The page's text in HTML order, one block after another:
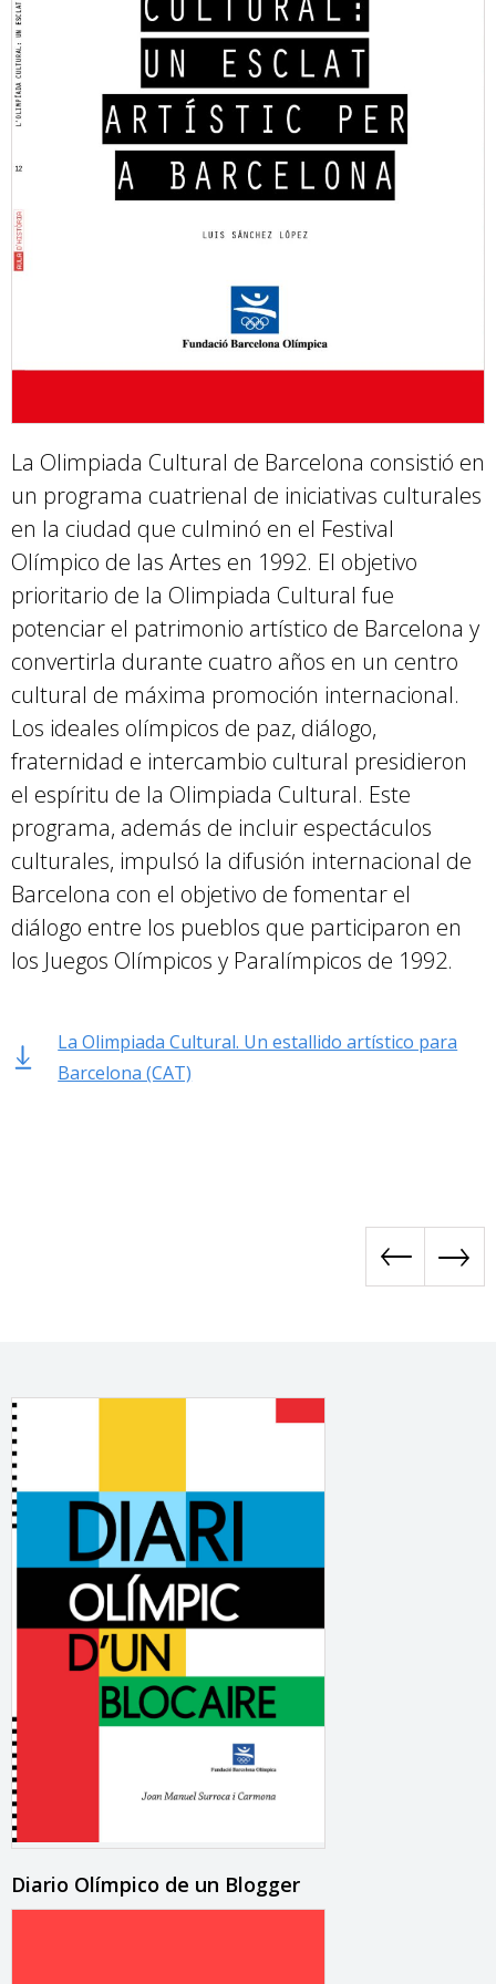
La Olimpiada Cultural de Barcelona consistió en
un programa cuatrienal de iniciativas culturales
en la ciudad que culminó en el Festival
Olímpico de las Artes en 1992. El objetivo
prioritario de la Olimpiada Cultural fue
potenciar el patrimonio artístico de Barcelona y
convertirla durante cuatro años en un centro
cultural de máxima promoción internacional.
Los ideales olímpicos de paz, diálogo,
fraternidad e intercambio cultural presidieron
el espíritu de la Olimpiada Cultural. Este
programa, además de incluir espectáculos
culturales, impulsó la difusión internacional de
Barcelona con el objetivo de fomentar el
diálogo entre los pueblos que participaron en
los Juegos Olímpicos y Paralímpicos de 1992.
La Olimpiada Cultural. Un estallido artístico para
Barcelona (CAT)
Diario Olímpico de un Blogger